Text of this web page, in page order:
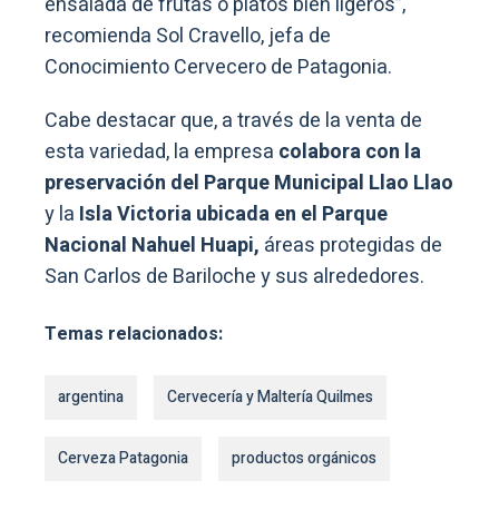
recomienda Sol Cravello, jefa de
Conocimiento Cervecero de Patagonia.
Cabe destacar que, a través de la venta de
esta variedad, la empresa colabora con la
preservación del Parque Municipal Llao Llao
y la Isla Victoria ubicada en el Parque
Nacional Nahuel Huapi, áreas protegidas de
San Carlos de Bariloche y sus alrededores.
Temas relacionados:
argentina Cervecería y Maltería Quilmes
Cerveza Patagonia productos orgánicos